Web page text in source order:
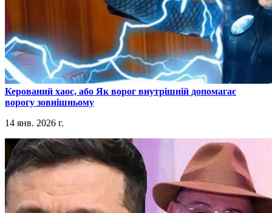
​Керований хаос, або Як ворог внутрішній допомагає
ворогу зовнішньому
14 янв. 2026 г.